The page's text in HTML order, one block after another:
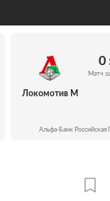
Локомотив М
0
Матч
Альфа-Банк Российская